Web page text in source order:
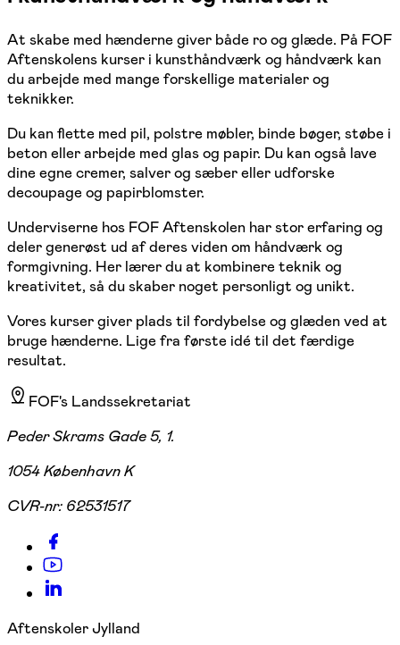
At skabe med hænderne giver både ro og glæde. På FOF
Aftenskolens kurser i kunsthåndværk og håndværk kan
du arbejde med mange forskellige materialer og
teknikker.
Du kan flette med pil, polstre møbler, binde bøger, støbe i
beton eller arbejde med glas og papir. Du kan også lave
dine egne cremer, salver og sæber eller udforske
decoupage og papirblomster.
Underviserne hos FOF Aftenskolen har stor erfaring og
deler generøst ud af deres viden om håndværk og
formgivning. Her lærer du at kombinere teknik og
kreativitet, så du skaber noget personligt og unikt.
Vores kurser giver plads til fordybelse og glæden ved at
bruge hænderne. Lige fra første idé til det færdige
resultat.
FOF's Landssekretariat
Peder Skrams Gade 5, 1.
1054 København K
CVR-nr: 62531517
Aftenskoler Jylland